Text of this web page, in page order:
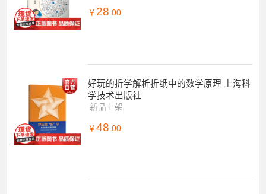
￥ 28 .00
好玩的折学解析折纸中的数学原理 上海科
学技术出版社
新品上架
￥ 48.00